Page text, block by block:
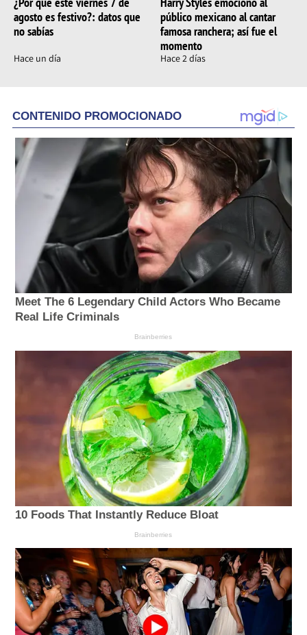
agosto es festivo?: datos que
no sabías
Hace un día
público mexicano al cantar
famosa ranchera; así fue el
momento
Hace 2 días